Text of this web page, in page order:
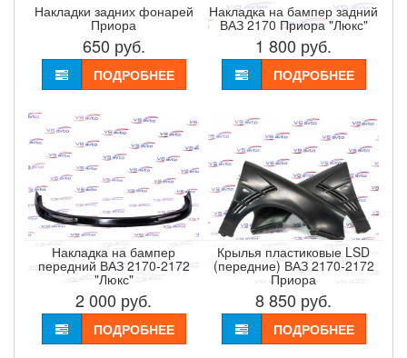
Накладки задних фонарей
Приора
650 руб.
ПОДРОБНЕЕ
Накладка на бампер задний
ВАЗ 2170 Приора "Люкс"
1 800 руб.
ПОДРОБНЕЕ
Накладка на бампер
передний ВАЗ 2170-2172
"Люкс"
2 000 руб.
ПОДРОБНЕЕ
Крылья пластиковые LSD
(передние) ВАЗ 2170-2172
Приора
8 850 руб.
ПОДРОБНЕЕ